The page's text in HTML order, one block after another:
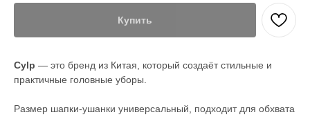
Купить
Cylp — это бренд из Китая, который создаёт стильные и
практичные головные уборы.
Размер шапки-ушанки универсальный, подходит для обхвата